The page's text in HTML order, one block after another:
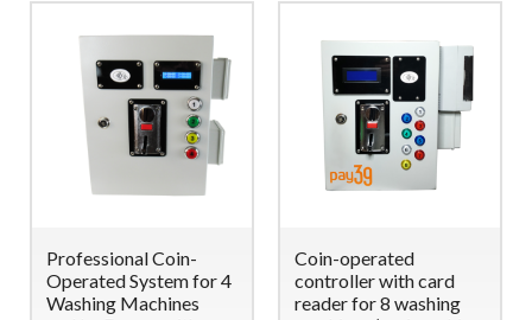
Professional Coin-
Operated System for 4
Washing Machines
Coin-operated
controller with card
reader for 8 washing